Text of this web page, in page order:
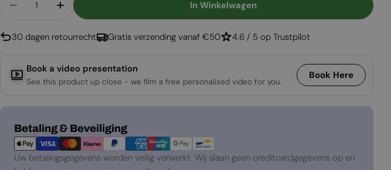
Aantal Verlagen Voor Bergen - Vrijstaande Gietijzeren Bio-Ethanol
Aantal Verhogen Voor Bergen - Vrijstaande Gietijzeren Bio-
In Winkelwagen
30 dagen retourrecht Gratis verzending vanaf €50 4.6 / 5 op Trustpilot
Book a video presentation
See this product up close - we film a free personalised video for you.
Book Here
Betaling & Beveiliging
Betaalmethoden
Uw betalingsgegevens worden veilig verwerkt. Wij slaan geen creditcardgegevens op en